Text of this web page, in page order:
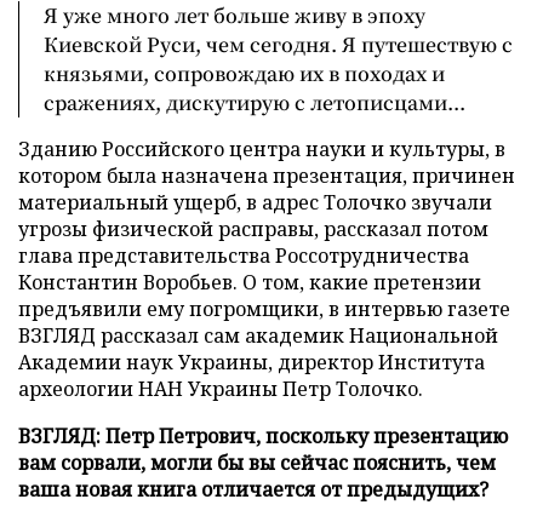
Я уже много лет больше живу в эпоху
Киевской Руси, чем сегодня. Я путешествую с
князьями, сопровождаю их в походах и
сражениях, дискутирую с летописцами...
Зданию Российского центра науки и культуры, в
котором была назначена презентация, причинен
материальный ущерб, в адрес Толочко звучали
угрозы физической расправы, рассказал потом
глава представительства Россотрудничества
Константин Воробьев. О том, какие претензии
предъявили ему погромщики, в интервью газете
ВЗГЛЯД рассказал сам академик Национальной
Академии наук Украины, директор Института
археологии НАН Украины Петр Толочко.
ВЗГЛЯД: Петр Петрович, поскольку презентацию
вам сорвали, могли бы вы сейчас пояснить, чем
ваша новая книга отличается от предыдущих?